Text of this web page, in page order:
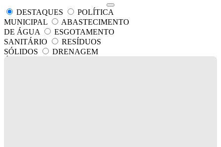
DESTAQUES
POLÍTICA
MUNICIPAL
ABASTECIMENTO
DE ÁGUA
ESGOTAMENTO
SANITÁRIO
RESÍDUOS
SÓLIDOS
DRENAGEM